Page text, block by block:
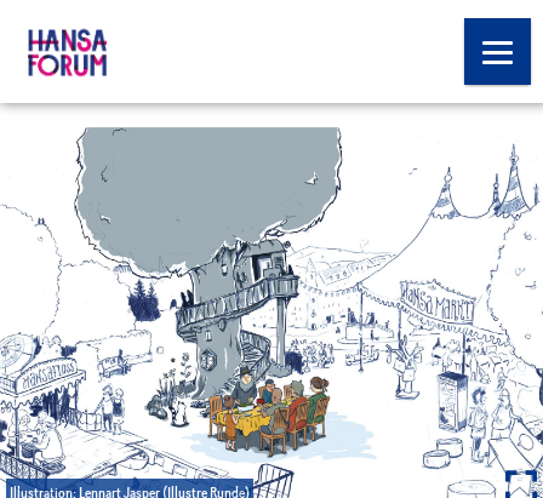
Illustration: Lennart Jasper (Illustre Runde)